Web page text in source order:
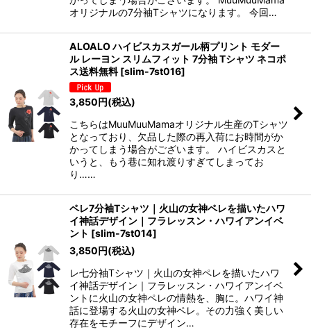
オリジナルの7分袖Tシャツになります。 今回…
ALOALO ハイビスカスガール柄プリント モダー
ル レーヨン スリムフィット 7分袖 Tシャツ ネコポ
ス送料無料 [slim-7st016]
3,850円(税込)
こちらはMuuMuuMamaオリジナル生産のTシャツ
となっており、欠品した際の再入荷にお時間がか
かってしまう場合がございます。 ハイビスカスと
いうと、もう巷に知れ渡りすぎてしまってお
り……
ペレ7分袖Tシャツ｜火山の女神ペレを描いたハワ
イ神話デザイン｜フラレッスン・ハワイアンイベ
ント [slim-7st014]
3,850円(税込)
レ七分袖Tシャツ｜火山の女神ペレを描いたハワ
イ神話デザイン｜フラレッスン・ハワイアンイベ
ントに火山の女神ペレの情熱を、胸に。ハワイ神
話に登場する火山の女神ペレ。その力強く美しい
存在をモチーフにデザイン…